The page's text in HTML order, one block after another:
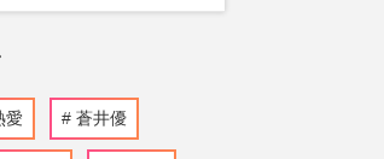
愛 蒼井優